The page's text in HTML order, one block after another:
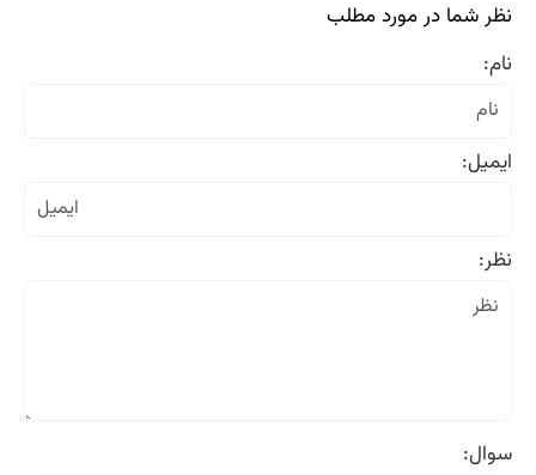
نظر شما در مورد مطلب
نام:
ایمیل:
نظر:
سوال: